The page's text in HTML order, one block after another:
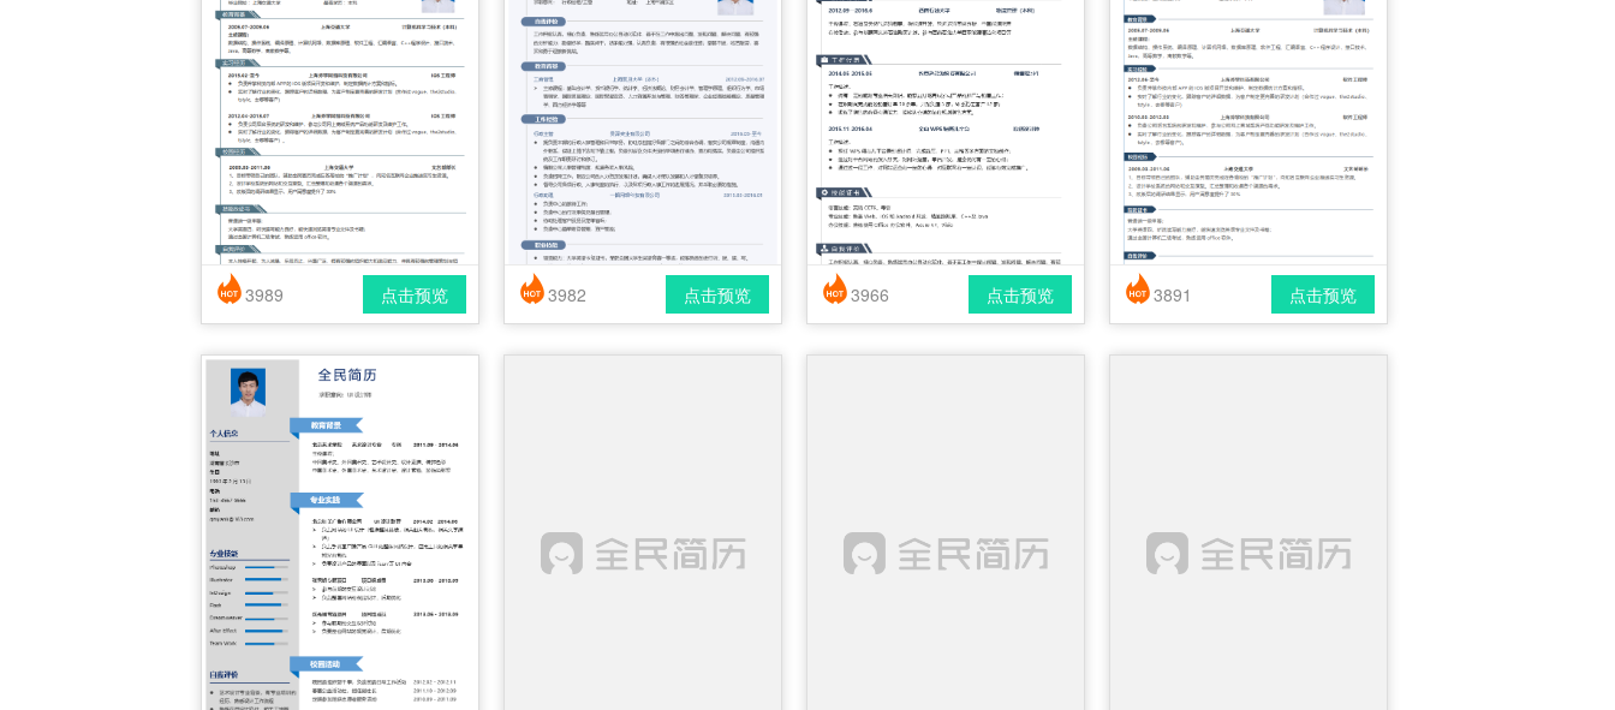
简历风格： 时尚 / 简洁 / 应届生
点击预览
3989
简历风格： 时尚 / 简洁 / 应届生
点击预览
3982
简历风格： 时尚 / 简洁 / 应届生
点击预览
3966
简历风格： 简洁 / 时尚 / 应届生
点击预览
3891